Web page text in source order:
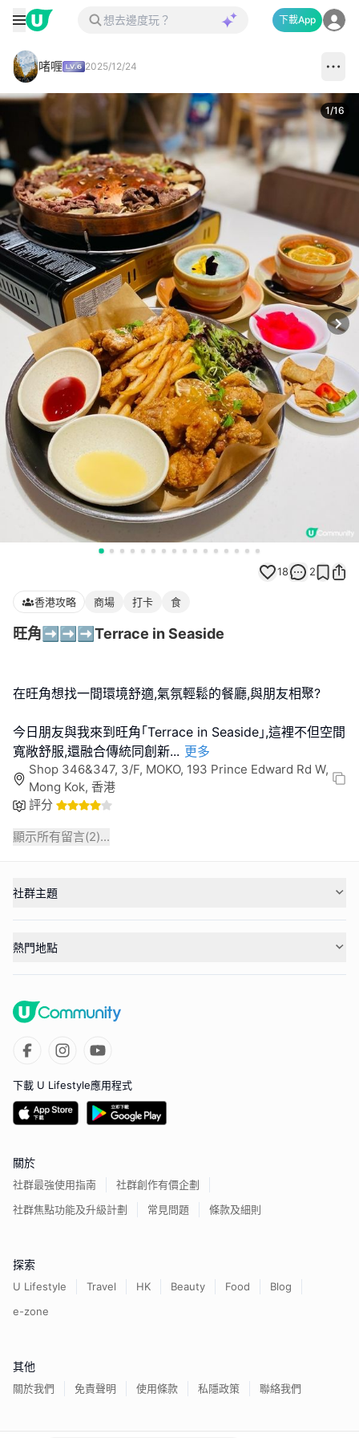
下載App
啫喱 2025/12/24
1/16
18 2
香港攻略 商場 打卡 食
旺角➡️➡️➡️Terrace in Seaside
在旺角想找一間環境舒適,氣氛輕鬆的餐廳,與朋友相聚?
今日朋友與我來到旺角｢Terrace in Seaside｣,這裡不但空間
寬敞舒服,還融合傳統同創新... 更多
Shop 346&347, 3/F, MOKO, 193 Prince Edward Rd W,
Mong Kok, 香港
評分
顯示所有留言(2)...
社群主題
熱門地點
下載 U Lifestyle應用程式
關於
社群最強使用指南
社群創作有價企劃
社群焦點功能及升級計劃
常見問題 條款及細則
探索
U Lifestyle Travel HK Beauty Food
Blog
e-zone
其他
關於我們 免責聲明 使用條款 私隱政策 聯絡我們